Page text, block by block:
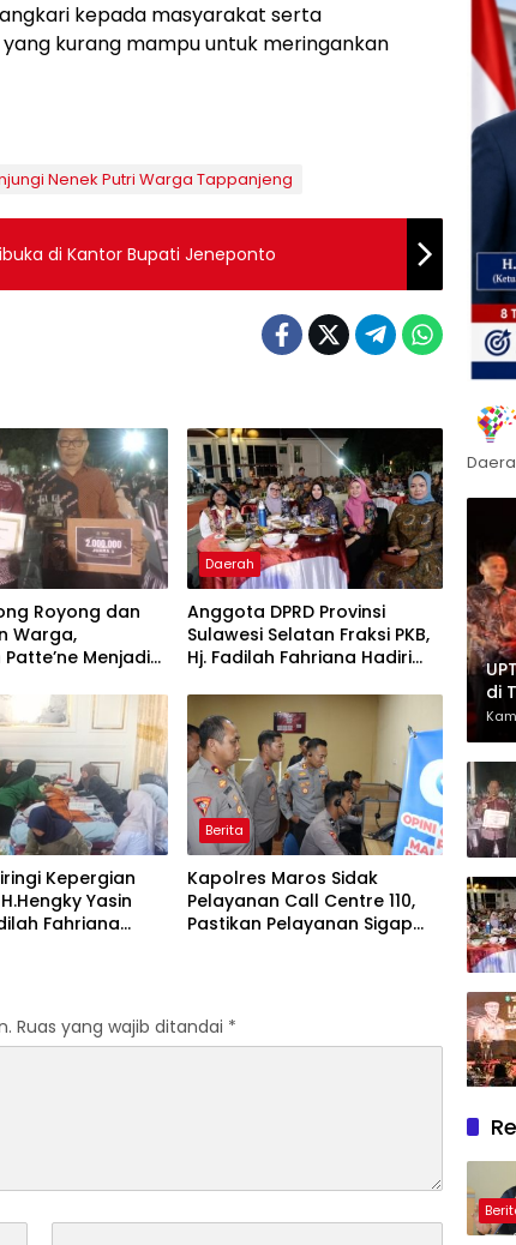
kepada masyarakat serta
kurang mampu untuk meringankan
Nenek Putri Warga Tappanjeng
di Kantor Bupati Jeneponto
Royong dan
Warga,
Menjadi
Daerah
Anggota DPRD Provinsi
Sulawesi Selatan Fraksi PKB,
Hj. Fadilah Fahriana Hadiri
Menyalakan Lentera
Pengabdian Melalui Malam
Apresiasi dan Inovasi Award
2026
Kepergian
Yasin
Fahriana
Berita
Kapolres Maros Sidak
Pelayanan Call Centre 110,
Pastikan Pelayanan Sigap
Ruas yang wajib ditandai *
di